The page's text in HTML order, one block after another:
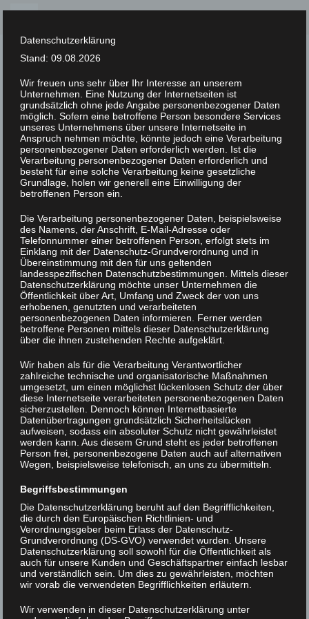
Skip
content
XLAB STIFTUNG
UNCATEGORIZED / 16. FEBRUAR 2023
IMGP3086
IMGP3086
Beitrags-
Navigation
< IMGP3061 IMGP2767 >
Datenschutzerklärung
Stand: 09.08.2026
Wir freuen uns sehr über Ihr Interesse an unserem
Unternehmen. Eine Nutzung der Internetseiten ist
grundsätzlich ohne jede Angabe personenbezogener Daten
möglich. Sofern eine betroffene Person besondere Services
unseres Unternehmens über unsere Internetseite in
Anspruch nehmen möchte, könnte jedoch eine Verarbeitung
personenbezogener Daten erforderlich werden. Ist die
Verarbeitung personenbezogener Daten erforderlich und
besteht für eine solche Verarbeitung keine gesetzliche
Grundlage, holen wir generell eine Einwilligung der
betroffenen Person ein.
Die Verarbeitung personenbezogener Daten, beispielsweise
des Namens, der Anschrift, E-Mail-Adresse oder
Telefonnummer einer betroffenen Person, erfolgt stets im
Einklang mit der Datenschutz-Grundverordnung und in
Übereinstimmung mit den für uns geltenden
landesspezifischen Datenschutzbestimmungen. Mittels dieser
Datenschutzerklärung möchte unser Unternehmen die
Öffentlichkeit über Art, Umfang und Zweck der von uns
erhobenen, genutzten und verarbeiteten
personenbezogenen Daten informieren. Ferner werden
betroffene Personen mittels dieser Datenschutzerklärung
über die ihnen zustehenden Rechte aufgeklärt.
Wir haben als für die Verarbeitung Verantwortlicher
zahlreiche technische und organisatorische Maßnahmen
umgesetzt, um einen möglichst lückenlosen Schutz der über
diese Internetseite verarbeiteten personenbezogenen Daten
sicherzustellen. Dennoch können Internetbasierte
Datenübertragungen grundsätzlich Sicherheitslücken
aufweisen, sodass ein absoluter Schutz nicht gewährleistet
werden kann. Aus diesem Grund steht es jeder betroffenen
Person frei, personenbezogene Daten auch auf alternativen
Wegen, beispielsweise telefonisch, an uns zu übermitteln.
Begriffsbestimmungen
Die Datenschutzerklärung beruht auf den Begrifflichkeiten,
die durch den Europäischen Richtlinien- und
Verordnungsgeber beim Erlass der Datenschutz-
Grundverordnung (DS-GVO) verwendet wurden. Unsere
Datenschutzerklärung soll sowohl für die Öffentlichkeit als
auch für unsere Kunden und Geschäftspartner einfach lesbar
und verständlich sein. Um dies zu gewährleisten, möchten
wir vorab die verwendeten Begrifflichkeiten erläutern.
Wir verwenden in dieser Datenschutzerklärung unter